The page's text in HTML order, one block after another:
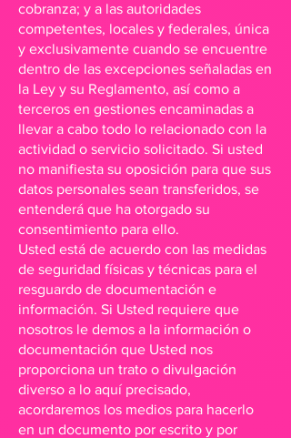
cobranza; y a las autoridades
competentes, locales y federales, única
y exclusivamente cuando se encuentre
dentro de las excepciones señaladas en
la Ley y su Reglamento, así como a
terceros en gestiones encaminadas a
llevar a cabo todo lo relacionado con la
actividad o servicio solicitado. Si usted
no manifiesta su oposición para que sus
datos personales sean transferidos, se
entenderá que ha otorgado su
consentimiento para ello.
Usted está de acuerdo con las medidas
de seguridad físicas y técnicas para el
resguardo de documentación e
información. Si Usted requiere que
nosotros le demos a la información o
documentación que Usted nos
proporciona un trato o divulgación
diverso a lo aquí precisado,
acordaremos los medios para hacerlo
en un documento por escrito y por